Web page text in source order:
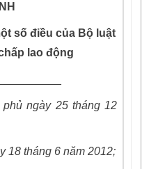
số điều của Bộ luật
lao động
ngày 25 tháng 12
18 tháng 6 năm 2012;